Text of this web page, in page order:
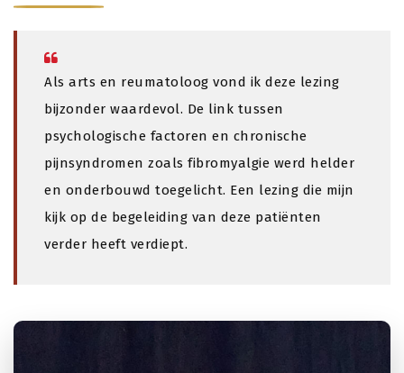
Als arts en reumatoloog vond ik deze lezing
bijzonder waardevol. De link tussen
psychologische factoren en chronische
pijnsyndromen zoals fibromyalgie werd helder
en onderbouwd toegelicht. Een lezing die mijn
kijk op de begeleiding van deze patiënten
verder heeft verdiept.